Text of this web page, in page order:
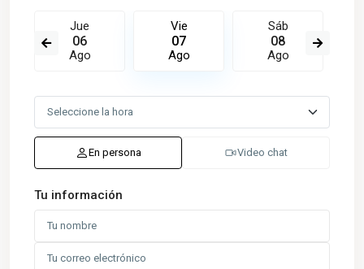
Jue
06
Ago
Vie
07
Ago
Sáb
08
Ago
En persona Video chat
Tu información